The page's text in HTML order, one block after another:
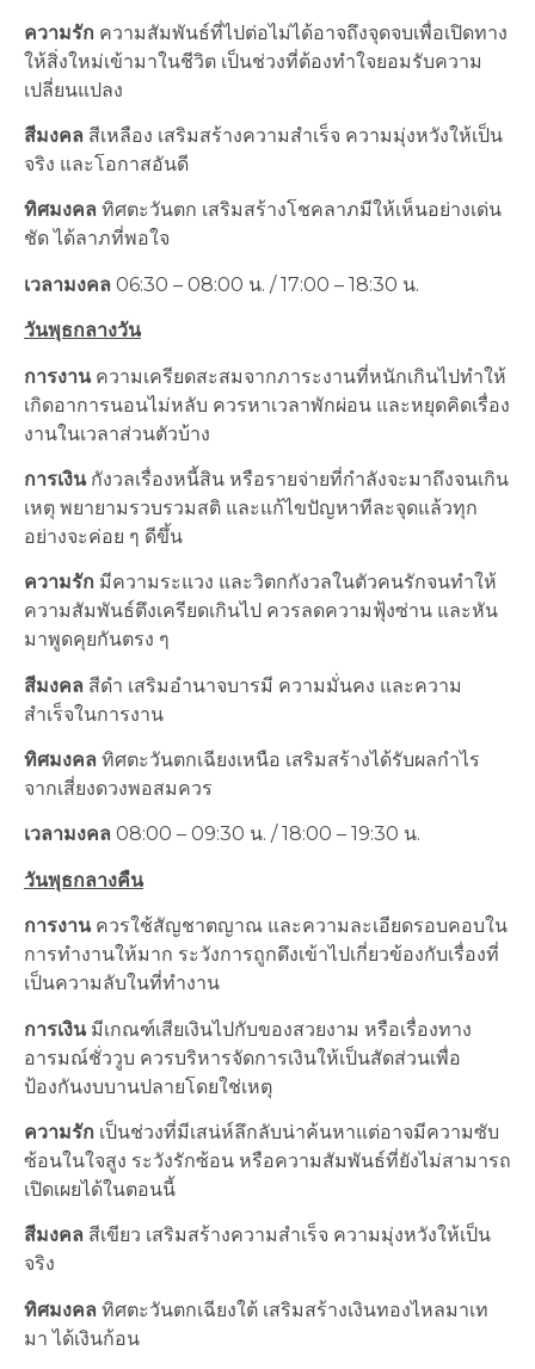
ความรัก ความสัมพันธ์ที่ไปต่อไม่ได้อาจถึงจุดจบเพื่อเปิดทาง
ให้สิ่งใหม่เข้ามาในชีวิต เป็นช่วงที่ต้องทำใจยอมรับความ
เปลี่ยนแปลง
สีมงคล สีเหลือง เสริมสร้างความสำเร็จ ความมุ่งหวังให้เป็น
จริง และโอกาสอันดี
ทิศมงคล ทิศตะวันตก เสริมสร้างโชคลาภมีให้เห็นอย่างเด่น
ชัด ได้ลาภที่พอใจ
เวลามงคล 06:30 – 08:00 น. / 17:00 – 18:30 น.
วันพุธกลางวัน
การงานความเครียดสะสมจากภาระงานที่หนักเกินไปทำให้
เกิดอาการนอนไม่หลับ ควรหาเวลาพักผ่อน และหยุดคิดเรื่อง
งานในเวลาส่วนตัวบ้าง
การเงินกังวลเรื่องหนี้สิน หรือรายจ่ายที่กำลังจะมาถึงจนเกิน
เหตุ พยายามรวบรวมสติ และแก้ไขปัญหาทีละจุดแล้วทุก
อย่างจะค่อย ๆ ดีขึ้น
ความรัก มีความระแวง และวิตกกังวลในตัวคนรักจนทำให้
ความสัมพันธ์ตึงเครียดเกินไป ควรลดความฟุ้งซ่าน และหัน
มาพูดคุยกันตรง ๆ
สีมงคล สีดำ เสริมอำนาจบารมี ความมั่นคง และความ
สำเร็จในการงาน
ทิศมงคล ทิศตะวันตกเฉียงเหนือ เสริมสร้างได้รับผลกำไร
จากเสี่ยงดวงพอสมควร
เวลามงคล 08:00 – 09:30 น. / 18:00 – 19:30 น.
วันพุธกลางคืน
การงานควรใช้สัญชาตญาณ และความละเอียดรอบคอบใน
การทำงานให้มาก ระวังการถูกดึงเข้าไปเกี่ยวข้องกับเรื่องที่
เป็นความลับในที่ทำงาน
การเงินมีเกณฑ์เสียเงินไปกับของสวยงาม หรือเรื่องทาง
อารมณ์ชั่ววูบ ควรบริหารจัดการเงินให้เป็นสัดส่วนเพื่อ
ป้องกันงบบานปลายโดยใช่เหตุ
ความรัก เป็นช่วงที่มีเสน่ห์ลึกลับน่าค้นหาแต่อาจมีความซับ
ซ้อนในใจสูง ระวังรักซ้อน หรือความสัมพันธ์ที่ยังไม่สามารถ
เปิดเผยได้ในตอนนี้
สีมงคล สีเขียว เสริมสร้างความสำเร็จ ความมุ่งหวังให้เป็น
จริง
ทิศมงคล ทิศตะวันตกเฉียงใต้ เสริมสร้างเงินทองไหลมาเท
มา ได้เงินก้อน